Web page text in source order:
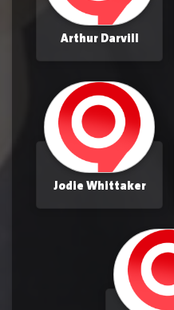
Arthur Darvill
Jodie Whittaker